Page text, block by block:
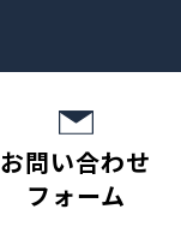
お問い合わせ
フォーム